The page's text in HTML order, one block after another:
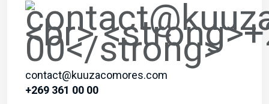
contact@kuuzacomores.com
+269 361 00 00